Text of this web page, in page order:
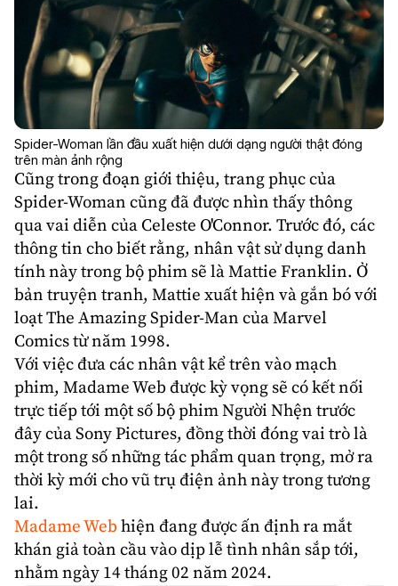
Spider-Woman lần đầu xuất hiện dưới dạng người thật đóng
trên màn ảnh rộng
Cũng trong đoạn giới thiệu, trang phục của
Spider-Woman cũng đã được nhìn thấy thông
qua vai diễn của Celeste O'Connor. Trước đó, các
thông tin cho biết rằng, nhân vật sử dụng danh
tính này trong bộ phim sẽ là Mattie Franklin. Ở
bản truyện tranh, Mattie xuất hiện và gắn bó với
loạt The AmazingSpider-Man của Marvel
Comics từ năm 1998.
Với việc đưa các nhân vật kể trên vào mạch
phim, Madame Web được kỳ vọng sẽ có kết nối
trực tiếp tới một số bộ phim Người Nhện trước
đây của Sony Pictures, đồng thời đóng vai trò là
một trong số những tác phẩm quan trọng, mở ra
thời kỳ mới cho vũ trụ điện ảnh này trong tương
lai.
Madame Web hiện đang được ấn định ra mắt
khán giả toàn cầu vào dịp lễ tình nhân sắp tới,
nhằm ngày 14 tháng 02 năm 2024.